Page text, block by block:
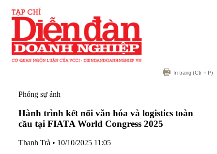
In trang (Ctr + P)
Phóng sự ảnh
Hành trình kết nối văn hóa và logistics toàn
cầu tại FIATA World Congress 2025
Thanh Trà • 10/10/2025 11:05